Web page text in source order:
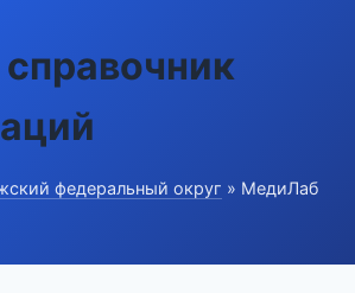
федеральный округ » МедиЛаб